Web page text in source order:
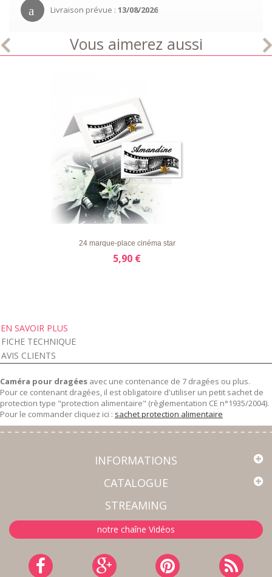
Livraison prévue : 13/08/2026
Vous aimerez aussi
APERÇU RAPIDE
24 marque-place cinéma star
5,90 €
EN SAVOIR PLUS
FICHE TECHNIQUE
AVIS CLIENTS
Caméra pour dragées avec une contenance de 7 dragées ou plus.
Pour ce contenant dragées, il est obligatoire d'utiliser un petit sachet de
protection type "protection alimentaire" (règlementation CE n°1935/2004).
Pour le commander cliquez ici : sachet protection alimentaire
INFORMATIONS
CATALOGUE
STREAMING
notre chaîne Vidéos